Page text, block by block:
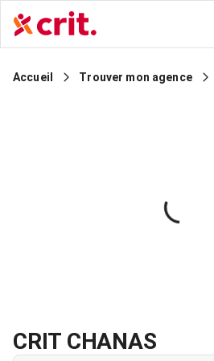
Accueil Trouver mon agence
CRIT CHANAS